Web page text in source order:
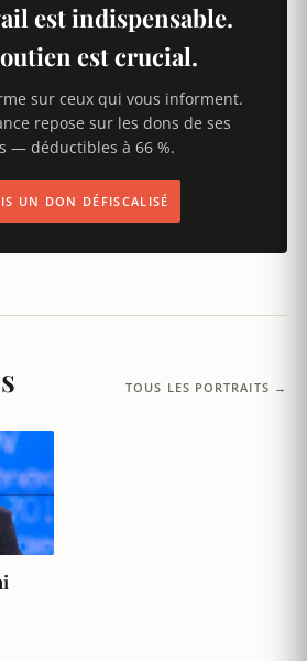
est indispensable.
est crucial.
sur ceux qui vous informent.
repose sur les dons de ses
— déductibles à 66 %.
UN DON DÉFISCALISÉ
TOUS LES PORTRAITS →